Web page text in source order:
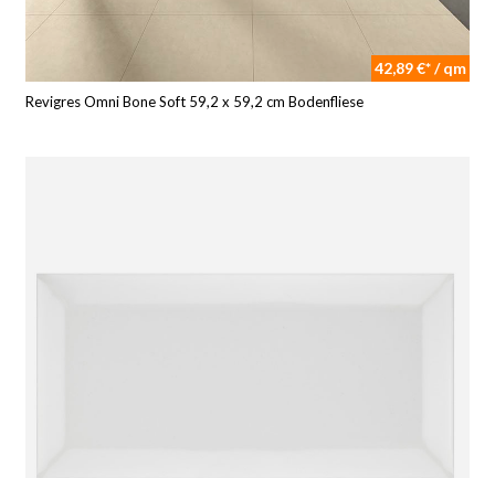
42,89 €* / qm
Revigres Omni Bone Soft 59,2 x 59,2 cm Bodenfliese